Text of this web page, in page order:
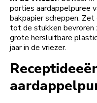
porties aardappelpuree
bakpapier scheppen.
tot de stukken bevroren
grote hersluitbare
jaar in de vriezer.